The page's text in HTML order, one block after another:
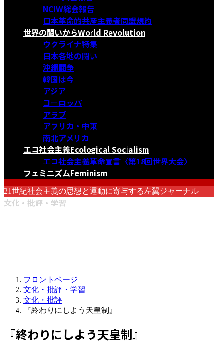
NCIW総会報告
日本革命的共産主義者同盟規約
世界の闘いからWorld Revolution
ウクライナ特集
日本各地の闘い
沖縄闘争
韓国は今
アジア
ヨーロッパ
アラブ
アフリカ・中東
南北アメリカ
エコ社会主義Ecological Socialism
エコ社会主義革命宣言〈第18回世界大会〉
フェミニズムFeminism
21世紀社会主義の思想と運動に寄与する左翼ジャーナル
文化・批評・学習
フロントページ
文化・批評・学習
文化・批評
『終わりにしよう天皇制』
『終わりにしよう天皇制』